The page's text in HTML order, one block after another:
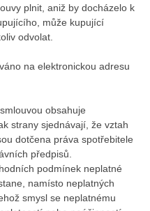
plnit, aniž by docházelo k
může kupující
odvolat.
na elektronickou adresu
obsahuje
strany sjednávají, že vztah
dotčena práva spotřebitele
předpisů.
podmínek neplatné
namísto neplatných
smysl se neplatnému